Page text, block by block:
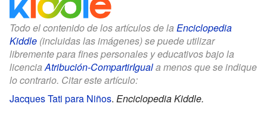
Todo el contenido de los artículos de la Enciclopedia
Kiddle (incluidas las imágenes) se puede utilizar
libremente para fines personales y educativos bajo la
licencia Atribución-CompartirIguala menos que se indique
lo contrario. Citar este artículo:
Jacques Tati para Niños. Enciclopedia Kiddle.